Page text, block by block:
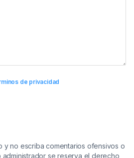
de privacidad
y no escriba comentarios ofensivos o
administrador se reserva el derecho